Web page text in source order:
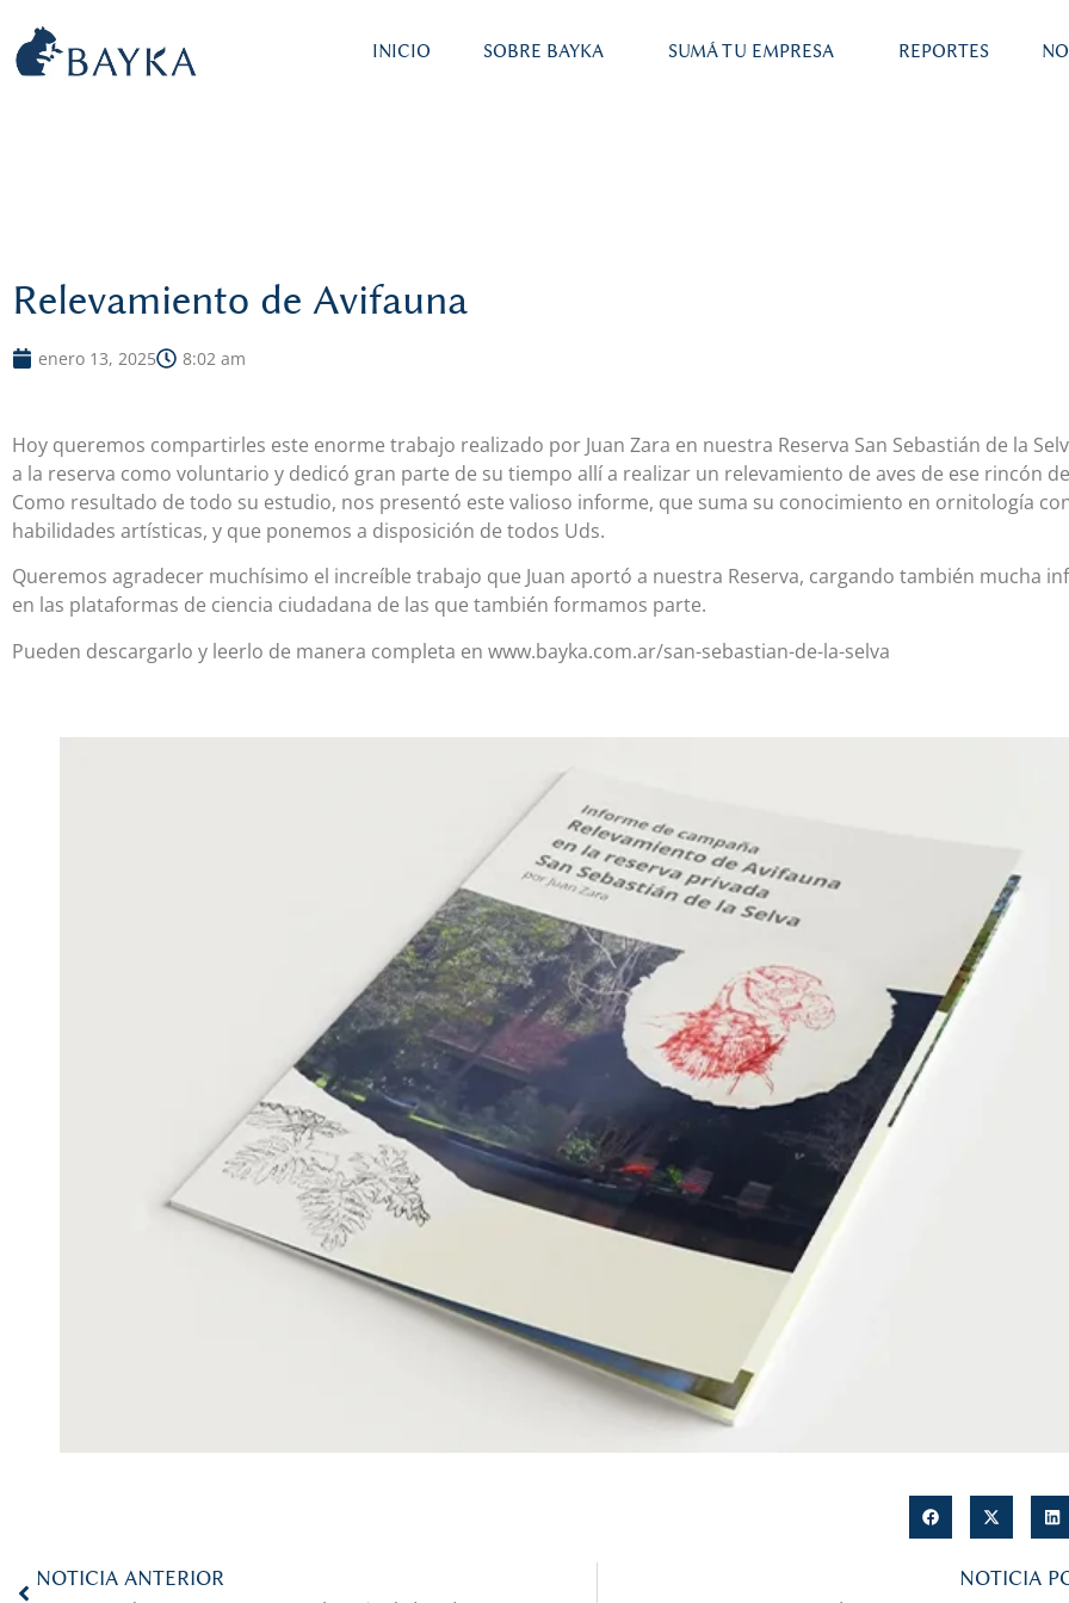
INICIO SOBRE BAYKA SUMÁ TU EMPRESA REPORTES
Relevamiento de Avifauna
enero 13, 2025 8:02 am
Hoy queremos compartirles este enorme trabajo realizado por Juan Zara en nuestra Reserva San Sebastián de la
a la reserva como voluntario y dedicó gran parte de su tiempo allí a realizar un relevamiento de aves de ese rincón
Como resultado de todo su estudio, nos presentó este valioso informe, que suma su conocimiento en ornitología
habilidades artísticas, y que ponemos a disposición de todos Uds.
Queremos agradecer muchísimo el increíble trabajo que Juan aportó a nuestra Reserva, cargando también mucha
en las plataformas de ciencia ciudadana de las que también formamos parte.
Pueden descargarlo y leerlo de manera completa en www.bayka.com.ar/san-sebastian-de-la-selva
NOTICIA ANTERIOR NOTICIA